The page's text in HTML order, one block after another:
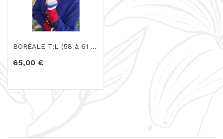
BORÉALE T:L (58 à 61 cm)
65,00 €